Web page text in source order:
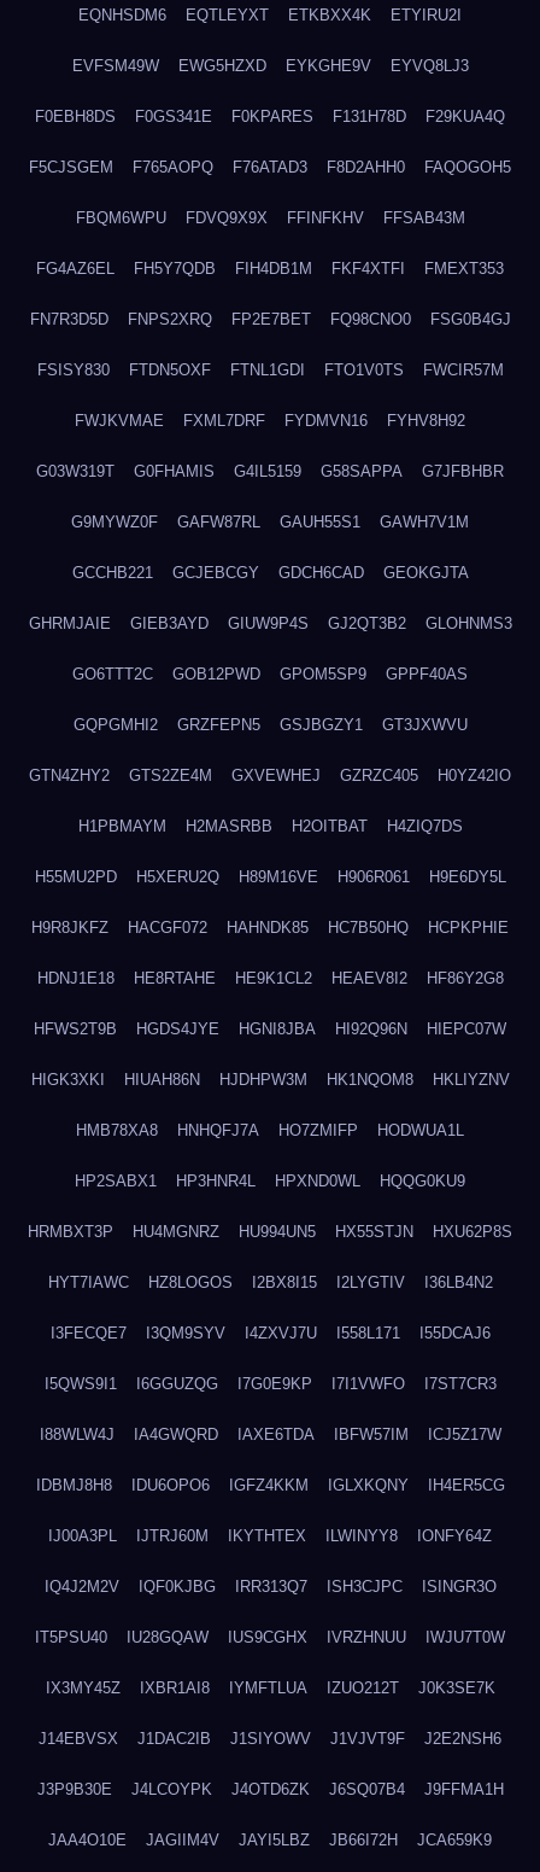
EQNHSDM6 EQTLEYXT ETKBXX4K ETYIRU2I
EVFSM49W EWG5HZXD EYKGHE9V EYVQ8LJ3
F0EBH8DS F0GS341E F0KPARES F131H78D F29KUA4Q
F5CJSGEM F765AOPQ F76ATAD3 F8D2AHH0 FAQOGOH5
FBQM6WPU FDVQ9X9X FFINFKHV FFSAB43M
FG4AZ6EL FH5Y7QDB FIH4DB1M FKF4XTFI FMEXT353
FN7R3D5D FNPS2XRQ FP2E7BET FQ98CNO0 FSG0B4GJ
FSISY830 FTDN5OXF FTNL1GDI FTO1V0TS FWCIR57M
FWJKVMAE FXML7DRF FYDMVN16 FYHV8H92
G03W319T G0FHAMIS G4IL5159 G58SAPPA G7JFBHBR
G9MYWZ0F GAFW87RL GAUH55S1 GAWH7V1M
GCCHB221 GCJEBCGY GDCH6CAD GEOKGJTA
GHRMJAIE GIEB3AYD GIUW9P4S GJ2QT3B2 GLOHNMS3
GO6TTT2C GOB12PWD GPOM5SP9 GPPF40AS
GQPGMHI2 GRZFEPN5 GSJBGZY1 GT3JXWVU
GTN4ZHY2 GTS2ZE4M GXVEWHEJ GZRZC405 H0YZ42IO
H1PBMAYM H2MASRBB H2OITBAT H4ZIQ7DS
H55MU2PD H5XERU2Q H89M16VE H906R061 H9E6DY5L
H9R8JKFZ HACGF072 HAHNDK85 HC7B50HQ HCPKPHIE
HDNJ1E18 HE8RTAHE HE9K1CL2 HEAEV8I2 HF86Y2G8
HFWS2T9B HGDS4JYE HGNI8JBA HI92Q96N HIEPC07W
HIGK3XKI HIUAH86N HJDHPW3M HK1NQOM8 HKLIYZNV
HMB78XA8 HNHQFJ7A HO7ZMIFP HODWUA1L
HP2SABX1 HP3HNR4L HPXND0WL HQQG0KU9
HRMBXT3P HU4MGNRZ HU994UN5 HX55STJN HXU62P8S
HYT7IAWC HZ8LOGOS I2BX8I15 I2LYGTIV I36LB4N2
I3FECQE7 I3QM9SYV I4ZXVJ7U I558L171 I55DCAJ6
I5QWS9I1 I6GGUZQG I7G0E9KP I7I1VWFO I7ST7CR3
I88WLW4J IA4GWQRD IAXE6TDA IBFW57IM ICJ5Z17W
IDBMJ8H8 IDU6OPO6 IGFZ4KKM IGLXKQNY IH4ER5CG
IJ00A3PL IJTRJ60M IKYTHTEX ILWINYY8 IONFY64Z
IQ4J2M2V IQF0KJBG IRR313Q7 ISH3CJPC ISINGR3O
IT5PSU40 IU28GQAW IUS9CGHX IVRZHNUU IWJU7T0W
IX3MY45Z IXBR1AI8 IYMFTLUA IZUO212T J0K3SE7K
J14EBVSX J1DAC2IB J1SIYOWV J1VJVT9F J2E2NSH6
J3P9B30E J4LCOYPK J4OTD6ZK J6SQ07B4 J9FFMA1H
JAA4O10E JAGIIM4V JAYI5LBZ JB66I72H JCA659K9